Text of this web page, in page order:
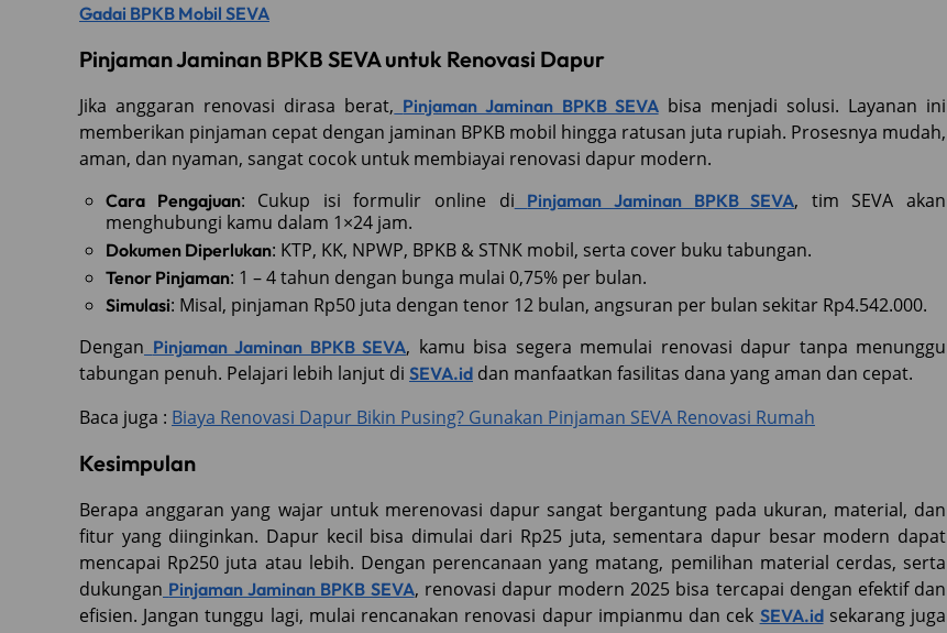
Gadai BPKB Mobil SEVA
Pinjaman Jaminan BPKB SEVA untuk Renovasi Dapur
Jika anggaran renovasi dirasa berat, Pinjaman Jaminan BPKB SEVAbisa menjadi solusi. Layanan ini
memberikan pinjaman cepat dengan jaminan BPKB mobil hingga ratusan juta rupiah. Prosesnya mudah,
aman, dan nyaman, sangat cocok untuk membiayai renovasi dapur modern.
Cara Pengajuan: Cukup isi formulir online di Pinjaman Jaminan BPKB SEVA, tim SEVA akan
menghubungi kamu dalam 1×24 jam.
Dokumen Diperlukan: KTP, KK, NPWP, BPKB & STNK mobil, serta cover buku tabungan.
Tenor Pinjaman: 1 – 4 tahun dengan bunga mulai 0,75% per bulan.
Simulasi: Misal, pinjaman Rp50 juta dengan tenor 12 bulan, angsuran per bulan sekitar Rp4.542.000.
Dengan Pinjaman Jaminan BPKB SEVA, kamu bisa segera memulai renovasi dapur tanpa menunggu
tabungan penuh. Pelajari lebih lanjut di SEVA.id dan manfaatkan fasilitas dana yang aman dan cepat.
Baca juga : Biaya Renovasi Dapur Bikin Pusing? Gunakan Pinjaman SEVA Renovasi Rumah
Kesimpulan
Berapa anggaran yang wajar untuk merenovasi dapur sangat bergantung pada ukuran, material, dan
fitur yang diinginkan. Dapur kecil bisa dimulai dari Rp25 juta, sementara dapur besar modern dapat
mencapai Rp250 juta atau lebih. Dengan perencanaan yang matang, pemilihan material cerdas, serta
dukungan Pinjaman Jaminan BPKB SEVA, renovasi dapur modern 2025 bisa tercapai dengan efektif dan
efisien. Jangan tunggu lagi, mulai rencanakan renovasi dapur impianmu dan cek SEVA.idsekarang juga